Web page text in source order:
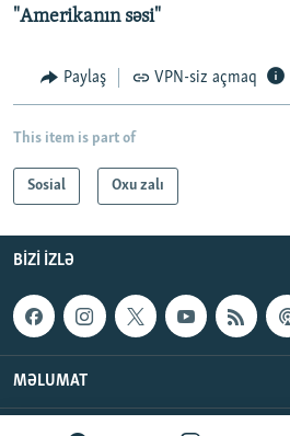
"Amerikanın səsi"
Paylaş VPN-siz açmaq
This item is part of
Sosial Oxu zalı
BIZI IZLƏ
MƏLUMAT